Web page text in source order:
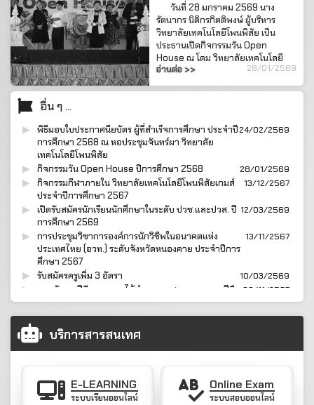
วันที่ 28 มกราคม 2569 นาง
รัตนากร นิติกรกิตติพงษ์ ผู้บริหาร
วิทยาลัยเทคโนโลยีโพนพิสัย เป็น
ประธานเปิดกิจกรรมวัน Open
House ณ โดม วิทยาลัยเทคโนโลยี
โพนพิสัย ซึ่งมีนักเรียนจากโรงเรียน
ต่างๆเข้าร่วมชมผลงานนิทรรศการ
อ่านต่อ >> 28/01/2569
อื่น ๆ ...
พิธีมอบใบประกาศนียบัตร ผู้ที่สำเร็จการศึกษา ประจำปี
การศึกษา 2568 ณ หอประชุมจันทร์ผา วิทยาลัย
เทคโนโลยีโพนพิสัย
24/02/2569
กิจกรรมวัน Open House ปีการศึกษา 2568 28/01/2569
กิจกรรมกีฬาภายใน วิทยาลัยเทคโนโลยีโพนพิสัยเกมส์
ประจำปีการศึกษา 2567
13/12/2567
เปิดรับสมัครนักเรียนนักศึกษาในระดับ ปวช.และปวส. ปี
การศึกษา 2569
12/03/2569
การประชุมวิชาการองค์การนักวิชีพในอนาคตแห่ง
ประเทศไทย (อวท.) ระดับจังหวัดหนองคาย ประจำปีการ
ศึกษา 2567
13/11/2567
รับสมัครครูเพิ่ม 3 อัตรา 10/03/2569
กรมพัฒนาฝีมือแรงงาน ได้ทำการทดสอบมาตรฐานฝีมือ
แรงงาน ณ วิทยาลัยเทคโนโลยีโพนพิสัย
08/11/2567
กิจกรรมวันคล้ายวันสถาปนา ครบรอบ 24 ปี วิทยาลัย
เทคโนโลยีโพนพิสัย
01/11/2567
วิทยาลัยเทคโนโลยีโพนพิสัย ออกบริการวิชาชีพสู่ชุมชน
โครงการอบรมเสริมสร้างความรู้และจิตสำนึกความ
ปลอดภัยในการใช้จักรยานยนต์ (Safe Lives &
Sense Driving)
บริการสารสนเทศ
E-LEARNING
ระบบเรียนออนไลน์
Online Exam
ระบบสอบออนไลน์